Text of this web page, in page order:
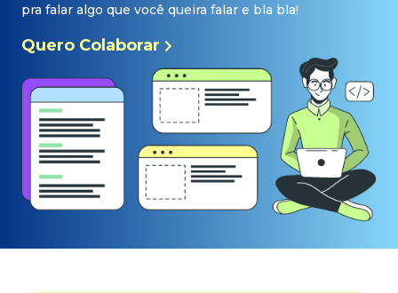
pra falar algo que você queira falar e bla bla!
Quero Colaborar